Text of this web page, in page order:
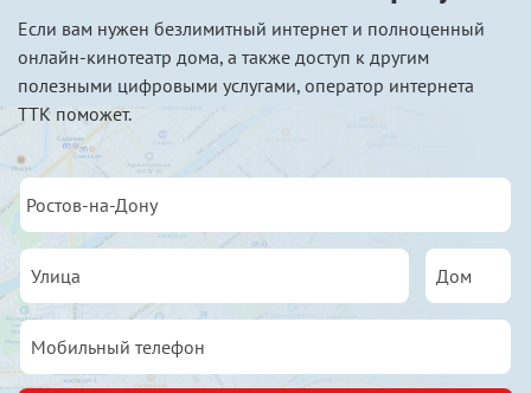
Если вам нужен безлимитный интернет и полноценный
онлайн-кинотеатр дома, а также доступ к другим
полезными цифровыми услугами, оператор интернета
ТТК поможет.